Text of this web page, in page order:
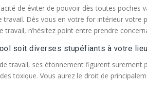
de éviter de pouvoir dès toutes poches
Dès vous en votre for intérieur
n’hésitez point entre prendre
soit diverses stupéfiants à votre
travail, ses étonnement figurent surement
toxique. Vous aurez le droit de